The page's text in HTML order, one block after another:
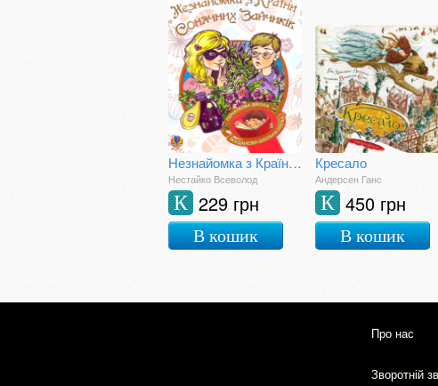
Незнайомка з Країни Сонячних Зайчиків
Нестайко Всеволод
229 грн
К
В кошик
Кресало
Андерсен Ганс
450 грн
К
В кошик
Про нас
Зворотній